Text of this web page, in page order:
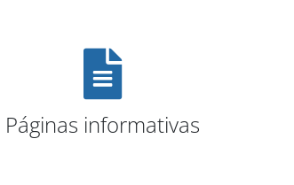
Páginas informativas